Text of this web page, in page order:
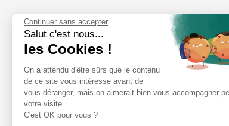
Phox
Spécialiste de l'image
Suivez-nous
Avis clients
A
Nos
Continuer sans accepter
Salut c'est nous...
les Cookies !
On a attendu d'être sûrs que le contenu
de ce site vous intéresse avant de
vous déranger, mais on aimerait bien vous accompagner
votre visite...
C'est OK pour vous ?